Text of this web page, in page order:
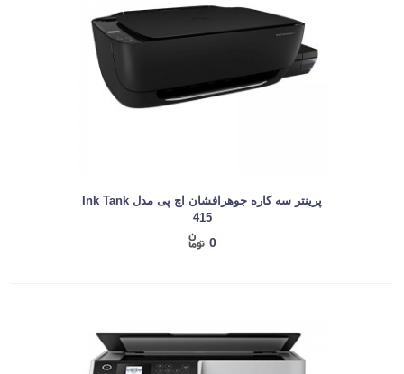
پرینتر سه کاره جوهرافشان اچ پی مدل Ink Tank
415
0